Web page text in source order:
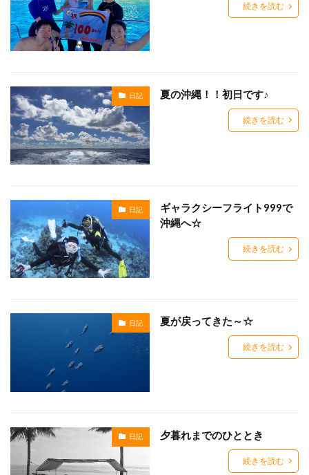
続きを読む
日記 夏の沖縄！！初日です♪
続きを読む
日記
ギャラクシーフライト999で
沖縄へ☆
続きを読む
日記 夏が戻ってきた～☆
続きを読む
日記 夕暮れまでのひととき
続きを読む